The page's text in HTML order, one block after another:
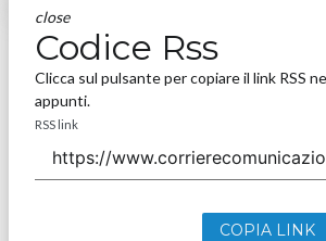
close
Codice Rss
Clicca sul pulsante per copiare il link RSS
appunti.
RSS link
COPIA LINK